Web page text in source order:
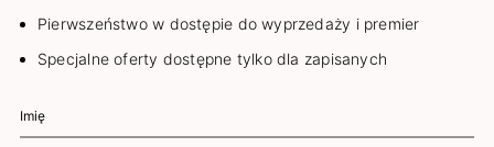
Pierwszeństwo w dostępie do wyprzedaży i premier
Specjalne oferty dostępne tylko dla zapisanych